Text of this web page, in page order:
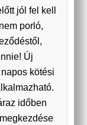
jól fel kell
porló,
Új
kötési
időben